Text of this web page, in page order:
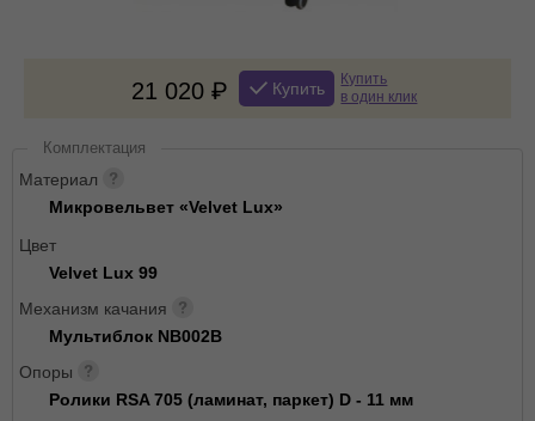
21 020 Купить
Купить
в один клик
Комплектация
Материал
Микровельвет «Velvet Lux»
Цвет
Velvet Lux 99
Механизм качания
Мультиблок NB002B
Опоры
Ролики RSA 705 (ламинат, паркет) D - 11 мм